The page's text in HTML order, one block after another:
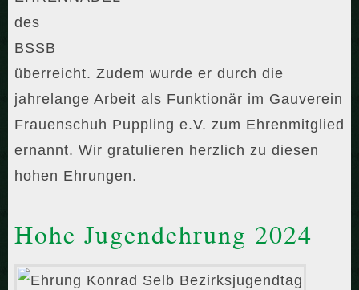
des
BSSB
überreicht. Zudem wurde er durch die
jahrelange Arbeit als Funktionär im Gauverein
Frauenschuh Puppling e.V. zum Ehrenmitglied
ernannt. Wir gratulieren herzlich zu diesen
hohen Ehrungen.
Hohe Jugendehrung 2024